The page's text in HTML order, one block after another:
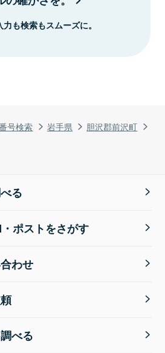
号検索 岩手県
胆沢郡前沢町
も検索もスムーズに。
る
ポストをさがす
わせ
べる